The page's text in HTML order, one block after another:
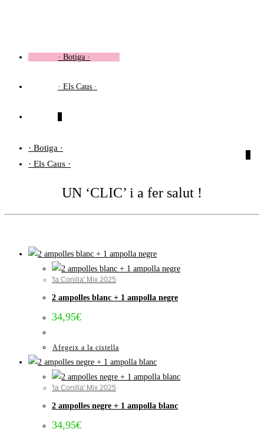
· Botiga ·
· Els Caus ·
· Botiga ·
· Els Caus ·
UN ‘CLIC’ i a fer salut !
'la Conilla' Mix 2025
2 ampolles blanc + 1 ampolla negre
34,95€
Afegeix a la cistella
'la Conilla' Mix 2025
2 ampolles negre + 1 ampolla blanc
34,95€